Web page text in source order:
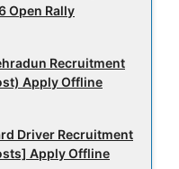
Open Rally
Recruitment
Apply Offline
Driver Recruitment
Apply Offline